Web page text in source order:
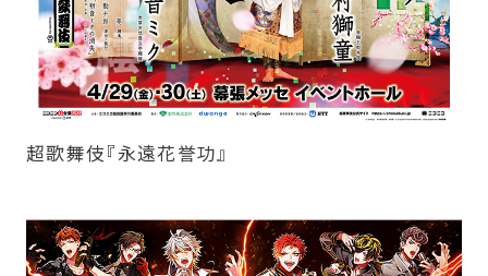
超歌舞伎『永遠花誉功』